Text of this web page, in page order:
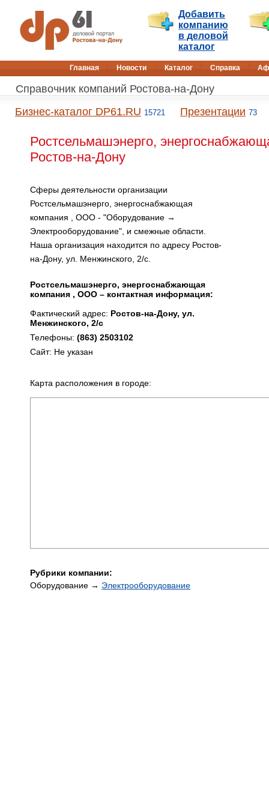
Добавить
компанию
в деловой
каталог
Главная Новости Каталог Справка
Справочник компаний Ростова-на-Дону
Бизнес-каталог DP61.RU 15721 Презентации 73
Ростсельмашэнерго,
Ростов-на-Дону
Сферы деятельности организации
Ростсельмашэнерго, энергоснабжающая
компания , ООО - "Оборудование →
Электрооборудование", и смежные области.
Наша организация находится по адресу Ростов-
на-Дону, ул. Менжинского, 2/с.
Ростсельмашэнерго, энергоснабжающая
компания , ООО – контактная информация:
Фактический адрес: Ростов-на-Дону, ул.
Менжинского, 2/с
Телефоны: (863) 2503102
Сайт: Не указан
Карта расположения в городе:
Рубрики компании:
Оборудование → Электрооборудование